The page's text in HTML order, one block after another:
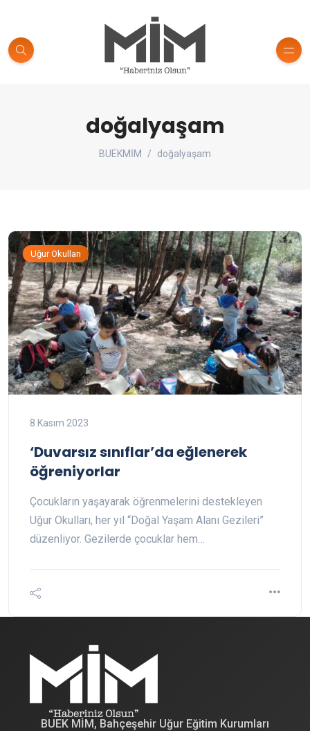
doğalyaşam
BUEKMİM doğalyaşam
Uğur Okulları
8 Kasım 2023
‘Duvarsız sınıflar’da eğlenerek
öğreniyorlar
Çocukların yaşayarak öğrenmelerini destekleyen
Uğur Okulları, her yıl “Doğal Yaşam Alanı Gezileri”
düzenliyor. Gezilerde çocuklar hem…
BUEK MİM, Bahçeşehir Uğur Eğitim Kurumları